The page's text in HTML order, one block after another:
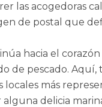
las acogedoras
de postal que
hacia el corazón
de pescado.
locales más
delicia